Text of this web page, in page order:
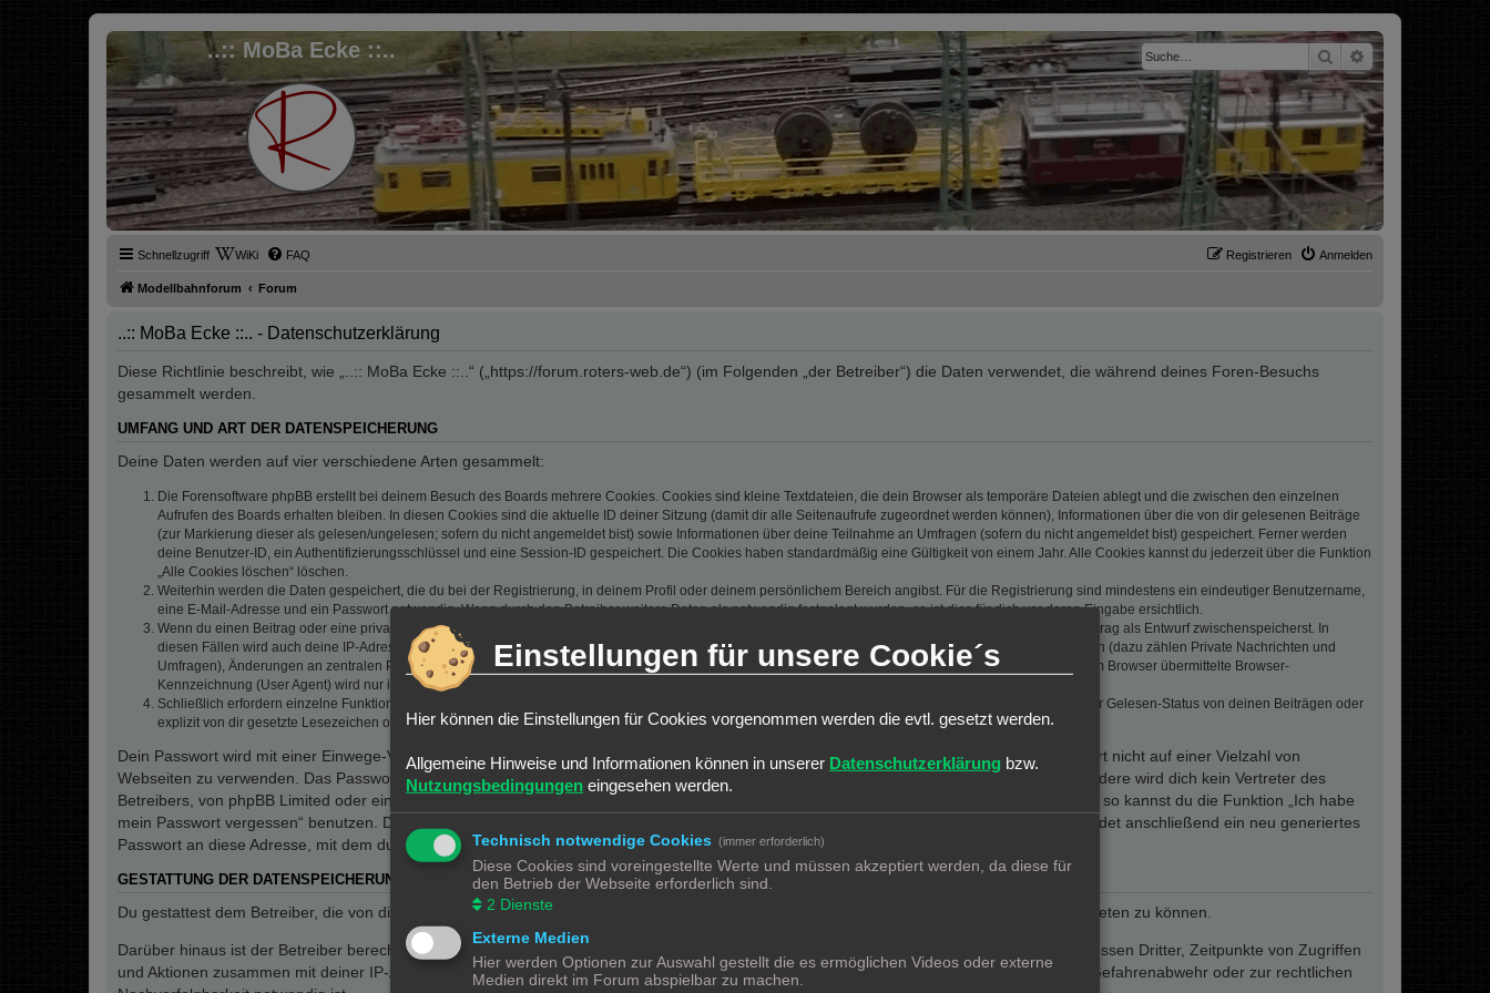
..:: MoBa Ecke ::.. SucheErweiterte Suche
Schnellzugriff WiKi FAQ Anmelden
Registrieren
Modellbahnforum Forum
..:: MoBa Ecke ::.. - Datenschutzerklärung
Diese Richtlinie beschreibt, wie „..:: MoBa Ecke ::..“ („https://forum.roters-web.de“) (im Folgenden „der Betreiber“) die Daten verwendet, die während deines Foren-Besuchs
gesammelt werden.
UMFANG UND ART DER DATENSPEICHERUNG
Deine Daten werden auf vier verschiedene Arten gesammelt:
Die Forensoftware phpBB erstellt bei deinem Besuch des Boards mehrere Cookies. Cookies sind kleine Textdateien, die dein Browser als temporäre Dateien ablegt und die zwischen den einzelnen
Aufrufen des Boards erhalten bleiben. In diesen Cookies sind die aktuelle ID deiner Sitzung (damit dir alle Seitenaufrufe zugeordnet werden können), Informationen über die von dir gelesenen Beiträge
(zur Markierung dieser als gelesen/ungelesen; sofern du nicht angemeldet bist) sowie Informationen über deine Teilnahme an Umfragen (sofern du nicht angemeldet bist) gespeichert. Ferner werden
deine Benutzer-ID, ein Authentifizierungsschlüssel und eine Session-ID gespeichert. Die Cookies haben standardmäßig eine Gültigkeit von einem Jahr. Alle Cookies kannst du jederzeit über die Funktion
„Alle Cookies löschen“ löschen.
Weiterhin werden die Daten gespeichert, die du bei der Registrierung, in deinem Profil oder deinem persönlichem Bereich angibst. Für die Registrierung sind mindestens ein eindeutiger Benutzername,
eine E-Mail-Adresse und ein Passwort notwendig. Wenn durch den Betreiber weitere Daten als notwendig festgelegt wurden, so ist dies für dich vor deren Eingabe ersichtlich.
Wenn du einen Beitrag oder eine private Nachricht erstellst, so werden die dort eingegebenen Daten ebenfalls gespeichert. Gleiches gilt, wenn du einen Beitrag als Entwurf zwischenspeicherst. In
diesen Fällen wird auch deine IP-Adresse gespeichert. Die IP-Adresse wird weiterhin bei folgenden Aktionen gespeichert: Löschen und Ändern von Beiträgen (dazu zählen Private Nachrichten und
Umfragen), Änderungen an zentralen Profildaten (E-Mail-Adresse, Kontoaktivierung, Benutzer-Passwort) und gescheiterte Anmeldeversuche. Die von deinem Browser übermittelte Browser-
Kennzeichnung (User Agent) wird nur in der „Wer ist online?“-Funktion angezeigt und nicht dauerhaft gespeichert.
Schließlich erfordern einzelne Funktionen des Boards, dass weitere Daten gespeichert werden. Dazu gehören dein Abstimmungsverhalten bei Umfragen, der Gelesen-Status von deinen Beiträgen oder
explizit von dir gesetzte Lesezeichen oder Benachrichtigungsfunktionen.
Dein Passwort wird mit einer Einwege-Verschlüsselung (Hash) gespeichert, so dass es sicher ist. Jedoch wird dir empfohlen, dieses Passwort nicht auf einer Vielzahl von
Webseiten zu verwenden. Das Passwort ist dein Schlüssel zu deinem Benutzerkonto für das Board, also geh mit ihm sorgsam um. Insbesondere wird dich kein Vertreter des
Betreibers, von phpBB Limited oder ein Dritter berechtigterweise nach deinem Passwort fragen. Solltest du dein Passwort vergessen haben, so kannst du die Funktion „Ich habe
mein Passwort vergessen“ benutzen. Die phpBB-Software fragt dich dann nach deinem Benutzernamen und deiner E-Mail-Adresse und sendet anschließend ein neu generiertes
Passwort an diese Adresse, mit dem du dann auf das Board zugreifen kannst.
GESTATTUNG DER DATENSPEICHERUNG
Du gestattest dem Betreiber, die von dir eingegebenen und oben näher spezifizierten Daten zu speichern, um das Board betreiben und anbieten zu können.
Darüber hinaus ist der Betreiber berechtigt, im Rahmen einer Interessenabwägung zwischen deinen und seinen Interessen sowie den Interessen Dritter, Zeitpunkte von Zugriffen
und Aktionen zusammen mit deiner IP-Adresse und der von deinem Browser übermittelter Browser-Kennung zu speichern, sofern dies zur Gefahrenabwehr oder zur rechtlichen
Einstellungen für unsere Cookie´s
Hier können die Einstellungen für Cookies vorgenommen werden die evtl. gesetzt werden.
Allgemeine Hinweise und Informationen können in unserer Datenschutzerklärung bzw.
Nutzungsbedingungen eingesehen werden.
Technisch notwendige Cookies (immer erforderlich)
Diese Cookies sind voreingestellte Werte und müssen akzeptiert werden, da diese für
den Betrieb der Webseite erforderlich sind.
2 Dienste
Externe Medien
Hier werden Optionen zur Auswahl gestellt die es ermöglichen Videos oder externe
Medien direkt im Forum abspielbar zu machen.